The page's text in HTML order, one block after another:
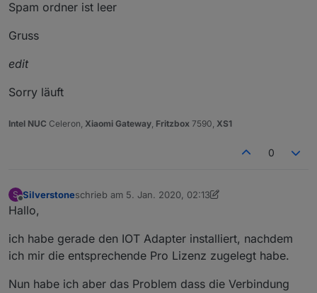
Spam ordner ist leer
Gruss
edit
Sorry läuft
Intel NUC Celeron, Xiaomi Gateway, Fritzbox 7590, XS1
0
S
Offline
Silverstoneschrieb am 5. Jan. 2020, 02:13
zuletzt editiert von Silverstone1. Juni 2020, 23:03
Hallo,
ich habe gerade den IOT Adapter installiert, nachdem
ich mir die entsprechende Pro Lizenz zugelegt habe.
Nun habe ich aber das Problem dass die Verbindung